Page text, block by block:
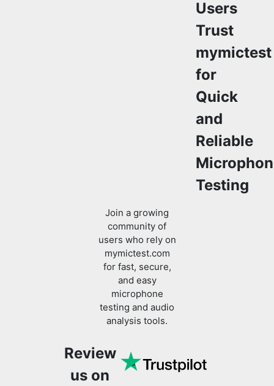
Users
Trust
mymictest
for
Quick
and
Reliable
Testing
Join a growing
community of
users who rely on
mymictest.com
for fast, secure,
and easy
microphone
testing and audio
analysis tools.
Review
us on